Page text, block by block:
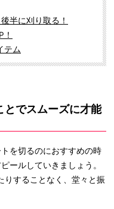
半に刈り取る！
テム
とでスムーズに才能
を切るのにおすすめの時
ールしていきましょう。
りすることなく、堂々と振